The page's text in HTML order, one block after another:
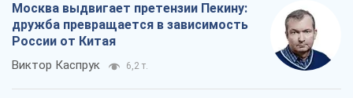
Москва выдвигает претензии Пекину:
дружба превращается в зависимость
России от Китая
Виктор Каспрук 6,2 т.